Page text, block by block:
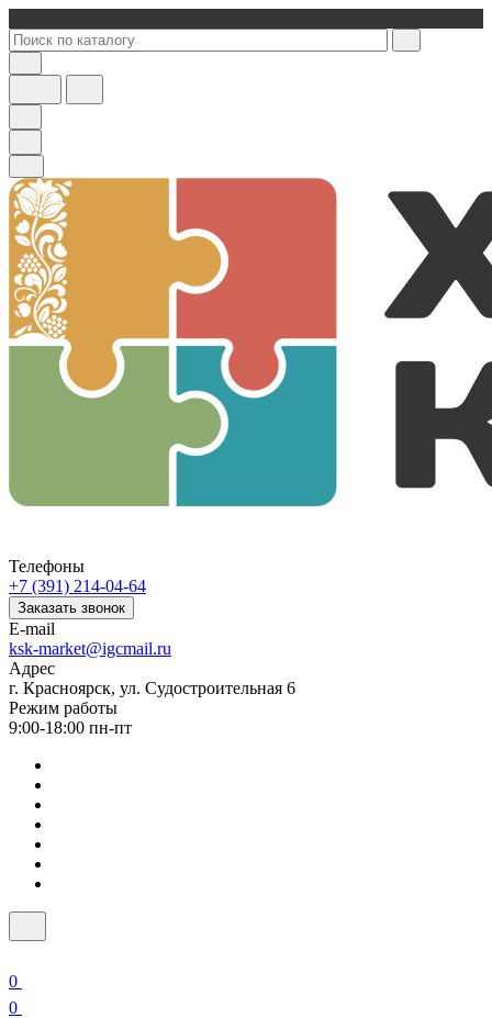
Телефоны
+7 (391) 214-04-64
Заказать звонок
E-mail
ksk-market@igcmail.ru
Адрес
г. Красноярск, ул. Судостроительная 6
Режим работы
9:00-18:00 пн-пт
0
0